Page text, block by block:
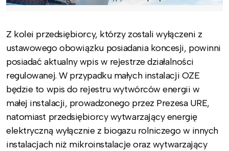
Z kolei przedsiębiorcy, którzy zostali wyłączeni z
ustawowego obowiązku posiadania koncesji, powinni
posiadać aktualny wpis w rejestrze działalności
regulowanej. W przypadku małych instalacji OZE
będzie to wpis do rejestru wytwórców energii w
małej instalacji, prowadzonego przez Prezesa URE,
natomiast przedsiębiorcy wytwarzający energię
elektryczną wyłącznie z biogazu rolniczego w innych
instalacjach niż mikroinstalacje oraz wytwarzający